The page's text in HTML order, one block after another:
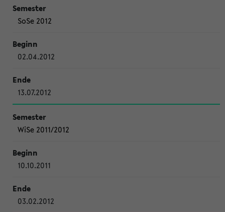
SoSe 2012
02.04.2012
13.07.2012
WiSe 2011/2012
10.10.2011
03.02.2012